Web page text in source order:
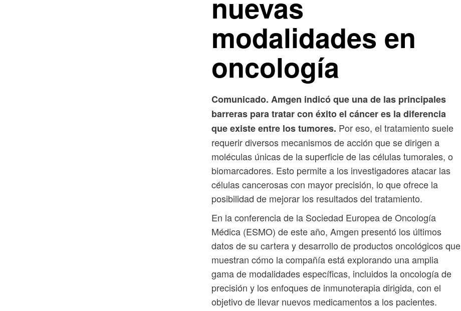
modalidades en
oncología
Comunicado. Amgen indicó que una de las principales
barreras para tratar con éxito el cáncer es la diferencia
que existe entre los tumores. Por eso, el tratamiento suele
requerir diversos mecanismos de acción que se dirigen a
moléculas únicas de la superficie de las células tumorales, o
biomarcadores. Esto permite a los investigadores atacar las
células cancerosas con mayor precisión, lo que ofrece la
posibilidad de mejorar los resultados del tratamiento.
En la conferencia de la Sociedad Europea de Oncología
Médica (ESMO) de este año, Amgen presentó los últimos
datos de su cartera y desarrollo de productos oncológicos que
muestran cómo la compañía está explorando una amplia
gama de modalidades específicas, incluidos la oncología de
precisión y los enfoques de inmunoterapia dirigida, con el
objetivo de llevar nuevos medicamentos a los pacientes.